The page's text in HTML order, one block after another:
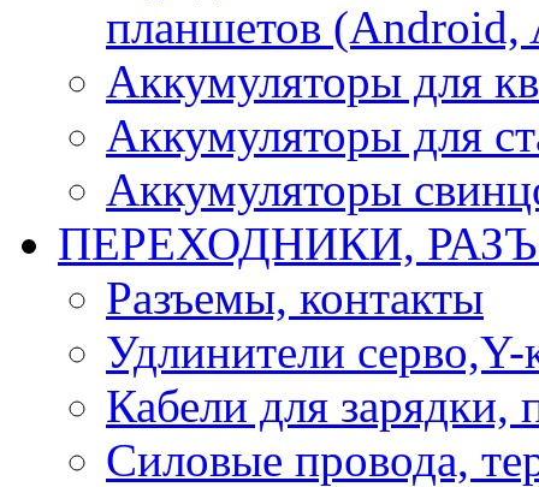
планшетов (Android,
Аккумуляторы для
Аккумуляторы для
Аккумуляторы
ПЕРЕХОДНИКИ,
Разъемы, контакты
Удлинители серво,Y-
Кабели для зарядки,
Силовые провода,